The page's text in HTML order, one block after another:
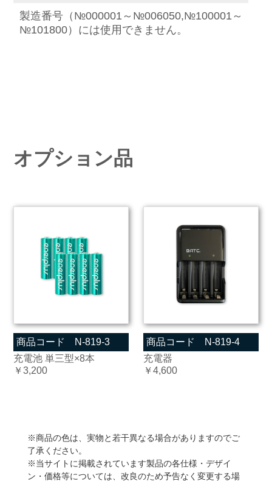
製造番号（№000001～№006050,№100001～
№101800）には使用できません。
オプション品
商品コード N-819-3
充電池 単三型×8本
￥3,200
商品コード N-819-4
充電器
￥4,600
※商品の色は、実物と若干異なる場合がありますのでご
了承ください。
※当サイトに掲載されています製品の各仕様・デザイ
ン・価格等については、改良のため予告なく変更する場